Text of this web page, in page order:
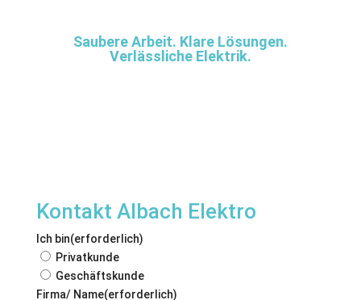
Saubere Arbeit. Klare Lösungen.
Verlässliche Elektrik.
Kontakt Albach Elektro
Ich bin(erforderlich)
Privatkunde
Geschäftskunde
Firma/ Name(erforderlich)